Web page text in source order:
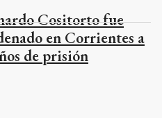
Cositorto fue
en Corrientes a
de prisión